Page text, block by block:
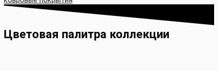
Цветовая палитра коллекции